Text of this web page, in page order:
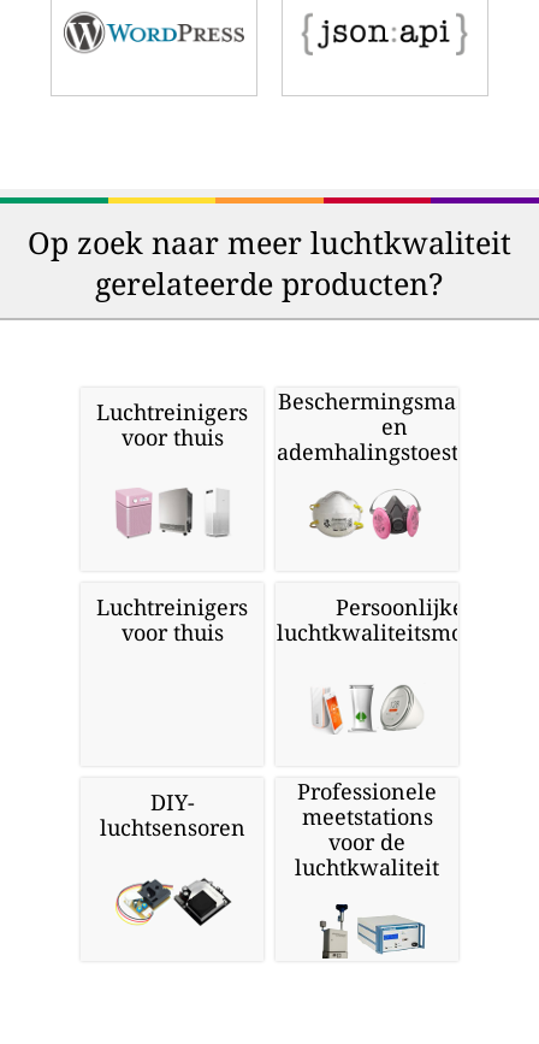
Op zoek naar meer luchtkwaliteit
gerelateerde producten?
Luchtreinigers
voor thuis
Beschermingsmaskers
en
ademhalingstoestellen
Luchtreinigers
voor thuis
Persoonlijke
luchtkwaliteitsmonitors
DIY-
luchtsensoren
Professionele
meetstations
voor de
luchtkwaliteit